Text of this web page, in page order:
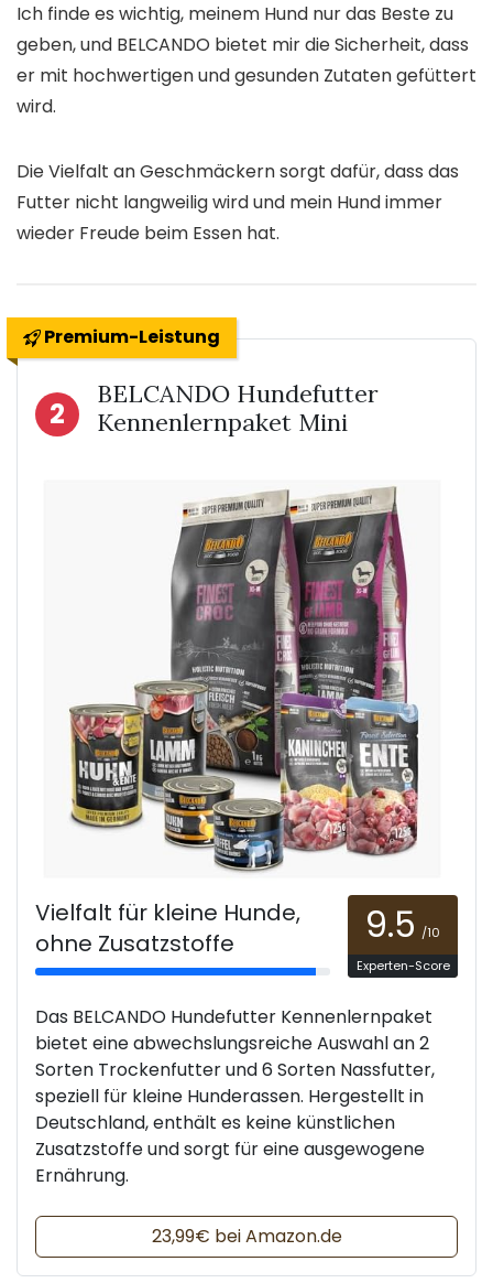
Ich finde es wichtig, meinem Hund nur das Beste zu
geben, und BELCANDO bietet mir die Sicherheit, dass
er mit hochwertigen und gesunden Zutaten gefüttert
wird.
Die Vielfalt an Geschmäckern sorgt dafür, dass das
Futter nicht langweilig wird und mein Hund immer
wieder Freude beim Essen hat.
Premium-Leistung
2
BELCANDO Hundefutter
Kennenlernpaket Mini
Vielfalt für kleine Hunde,
ohne Zusatzstoffe
9.5 /10
Experten-Score
Das BELCANDO Hundefutter Kennenlernpaket
bietet eine abwechslungsreiche Auswahl an 2
Sorten Trockenfutter und 6 Sorten Nassfutter,
speziell für kleine Hunderassen. Hergestellt in
Deutschland, enthält es keine künstlichen
Zusatzstoffe und sorgt für eine ausgewogene
Ernährung.
23,99€ bei Amazon.de